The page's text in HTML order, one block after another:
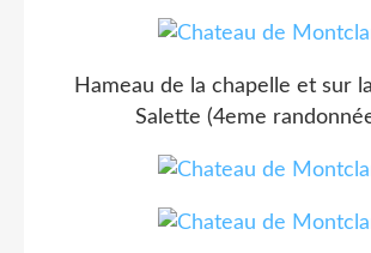
Hameau de la chapelle et sur
Salette (4eme